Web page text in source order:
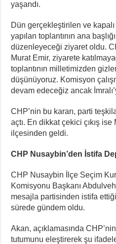
yaşandı.
Dün gerçekleştirilen ve
yapılan toplantının ana
düzenleyeceği ziyaret oldu.
Murat Emir, ziyarete
toplantının milletimizden
düşünüyoruz. Komisyon
devam edeceğiz ancak
CHP’nin bu kararı, parti
açtı. En dikkat çekici çıkış
ilçesinden geldi.
CHP Nusaybin’den İstifa
CHP Nusaybin İlçe Seçim
Komisyonu Başkanı
mesajla partisinden istifa
sürede gündem oldu.
Akan, açıklamasında
tutumunu eleştirerek şu